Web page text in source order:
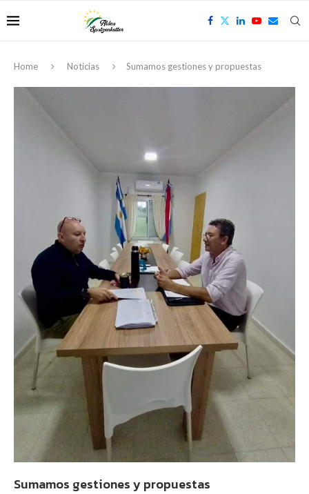
Home Noticias Sumamos gestiones y propuestas
Sumamos gestiones y propuestas